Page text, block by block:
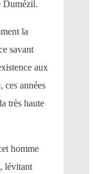
Dumézil.
la
savant
aux
ces années
très haute
homme
lévitant